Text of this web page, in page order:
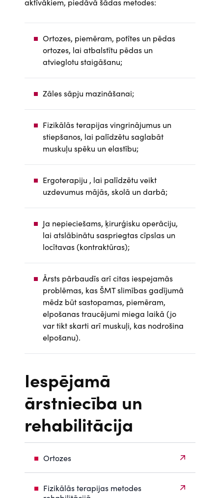
Ortozes, piemēram, potītes un pēdas
ortozes, lai atbalstītu pēdas un
atvieglotu staigāšanu;
Zāles sāpju mazināšanai;
Fizikālās terapijas vingrinājumus un
stiepšanos, lai palīdzētu saglabāt
muskuļu spēku un elastību;
Ergoterapiju , lai palīdzētu veikt
uzdevumus mājās, skolā un darbā;
Ja nepieciešams, ķirurģisku operāciju,
lai atslābinātu saspriegtas cīpslas un
locītavas (kontraktūras);
Ārsts pārbaudīs arī citas iespejamās
problēmas, kas ŠMT slimības gadījumā
mēdz būt sastopamas, piemēram,
elpošanas traucējumi miega laikā (jo
var tikt skarti arī muskuļi, kas nodrošina
elpošanu).
Iespējamā
ārstniecība un
rehabilitācija
Ortozes
Fizikālās terapijas metodes